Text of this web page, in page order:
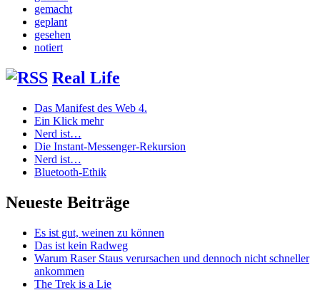
gemacht
geplant
gesehen
notiert
Real Life
Das Manifest des Web 4.
Ein Klick mehr
Nerd ist…
Die Instant-Messenger-Rekursion
Nerd ist…
Bluetooth-Ethik
Neueste Beiträge
Es ist gut, weinen zu können
Das ist kein Radweg
Warum Raser Staus verursachen und dennoch nicht schneller
ankommen
The Trek is a Lie